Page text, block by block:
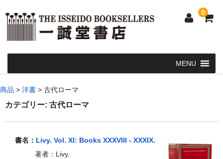
0
和 書
洋 書
和本・浮世絵・古地図
商品 > 洋書 > 古代ローマ
カテゴリー: 古代ローマ
書名： Livy. Vol. XI: Books XXXVIII - XXXIX.
著者：Livy.